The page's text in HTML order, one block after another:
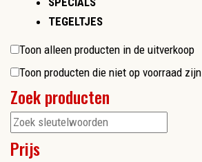
TEGELTJES
Toon alleen producten in de uitverkoop
Toon producten die niet op voorraad zijn
Zoek producten
Prijs